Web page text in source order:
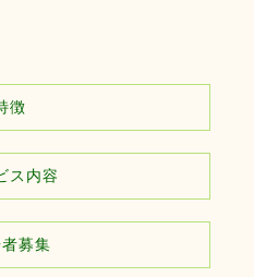
徴
ス内容
者募集